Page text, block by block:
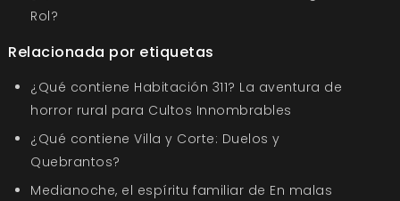
Rol?
Relacionada por etiquetas
¿Qué contiene Habitación 311? La aventura de
horror rural para Cultos Innombrables
¿Qué contiene Villa y Corte: Duelos y
Quebrantos?
Medianoche, el espíritu familiar de En malas